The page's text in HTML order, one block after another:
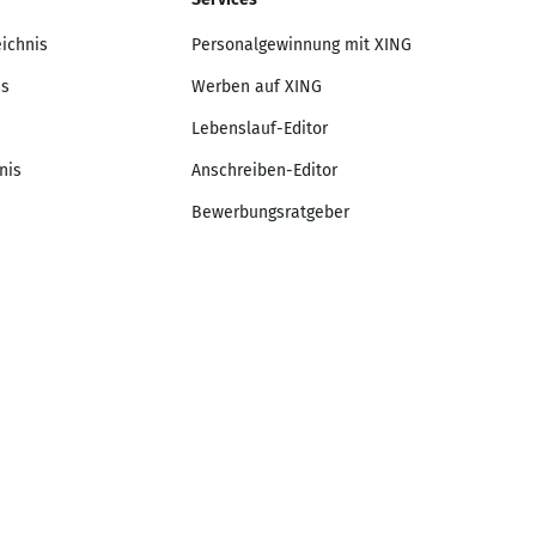
Personalgewinnung mit XING
Werben auf XING
Lebenslauf-Editor
Anschreiben-Editor
Bewerbungsratgeber